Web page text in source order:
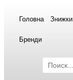
Головна Знижки
Бренди